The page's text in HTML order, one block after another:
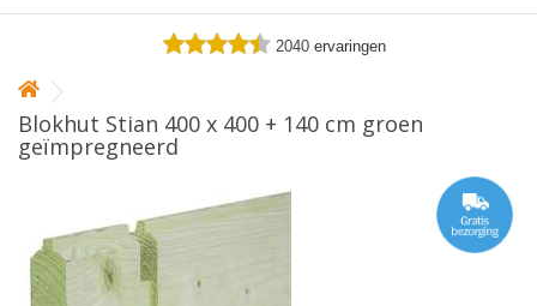
2040 ervaringen
Blokhut Stian 400 x 400 + 140 cm groen
geïmpregneerd